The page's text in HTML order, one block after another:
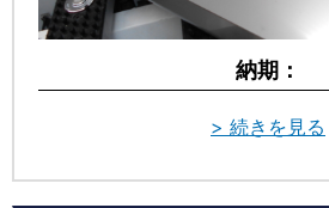
納期：
> 続きを見る